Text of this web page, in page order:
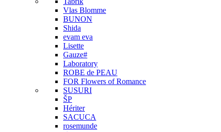
Vlas Blomme
BUNON
Shida
evam eva
Lisette
Gauze#
Laboratory
ROBE de PEAU
FOR Flowers of Romance
SUSURI
ŠP
Hériter
SACUCA
rosemunde